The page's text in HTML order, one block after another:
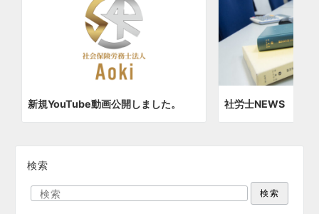
新規YouTube動画公開しました。 社労士NEWS
検索
検索